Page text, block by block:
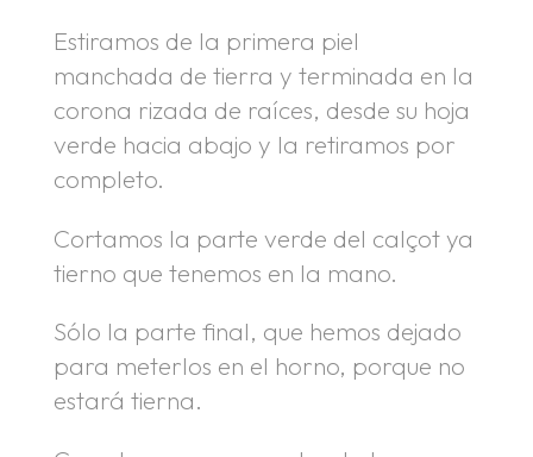
Estiramos de la primera piel
manchada de tierra y terminada en la
corona rizada de raíces, desde su hoja
verde hacia abajo y la retiramos por
completo.
Cortamos la parte verde del calçot ya
tierno que tenemos en la mano.
Sólo la parte final, que hemos dejado
para meterlos en el horno, porque no
estará tierna.